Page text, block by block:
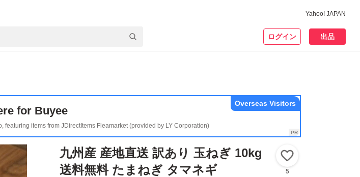
Yahoo! JAPAN
ログイン 出品
for Buyee
items from JDirectItems Fleamarket (provided by LY Corporation)
Overseas Visitors
九州産 産地直送 訳あり 玉ねぎ 10kg
送料無料 たまねぎ タマネギ
5